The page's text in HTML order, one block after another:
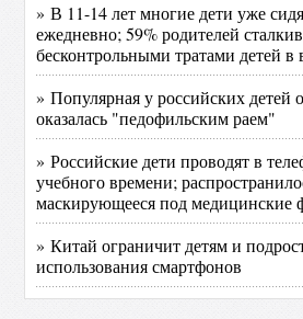
» В 11-14 лет многие дети уже
ежедневно; 59% родителей
бесконтрольными тратами детей в
» Популярная у российских детей
оказалась "педофильским раем"
» Российские дети проводят в
учебного времени;
маскирующееся под медицинские
» Китай ограничит детям и
использования смартфонов